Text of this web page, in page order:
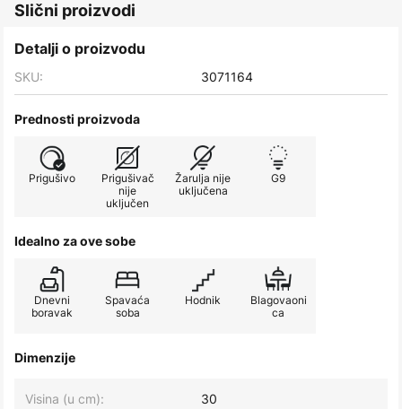
Slični proizvodi
Detalji o proizvodu
SKU: 3071164
Prednosti proizvoda
Prigušivo
Prigušivač
nije
uključen
Žarulja nije
uključena
G9
Idealno za ove sobe
Dnevni
boravak
Spavaća
soba
Hodnik
Blagovaoni
ca
Dimenzije
Visina (u cm): 30